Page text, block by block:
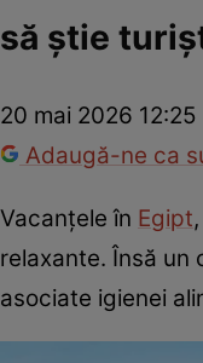
să știe
20 mai 2026 12:25
Adaugă-ne ca
Vacanțele în Egipt
relaxante. Însă un
asociate igienei